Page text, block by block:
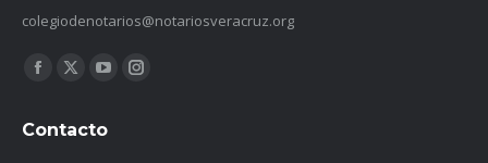
colegiodenotarios@notariosveracruz.org
Find us on:
Facebook
opens
X
opens
YouTube
opens
Instagram
Contacto